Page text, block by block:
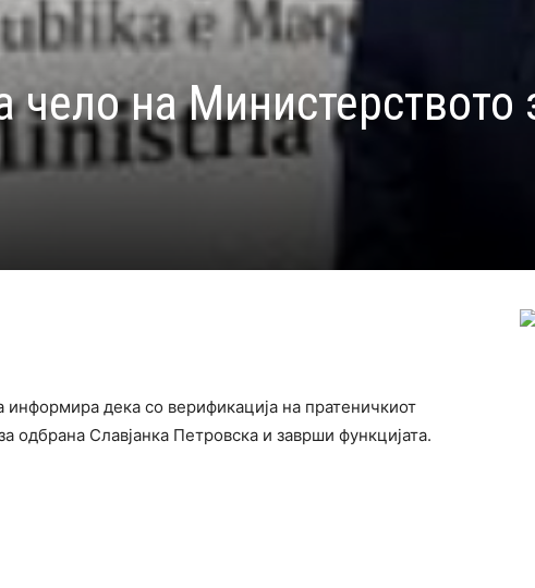
чело на Министерството
дека со верификација на пратеничкиот
одбрана Славјанка Петровска и заврши функцијата.